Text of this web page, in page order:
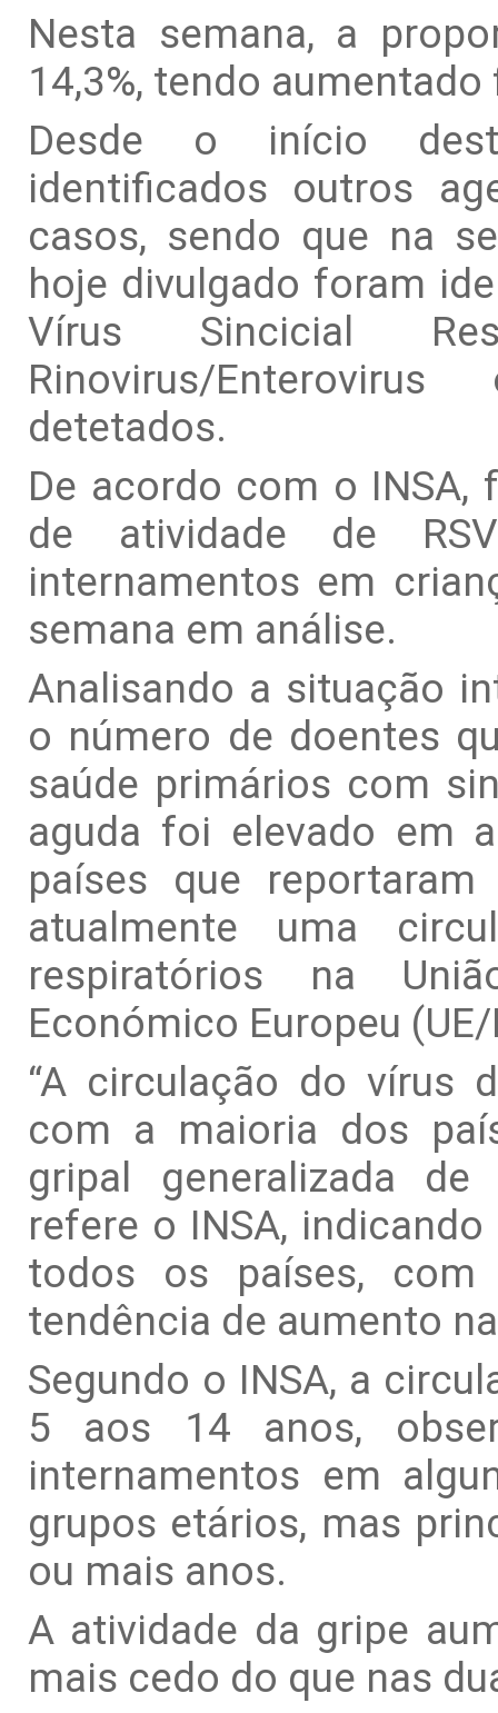
Nesta semana, a
14,3%, tendo
Desde o início
identificados outros
casos, sendo que na
hoje divulgado foram
Vírus Sincicial
Rinovirus/
detetados.
De acordo com o INSA,
de atividade de
internamentos em
semana em análise.
Analisando a situação
o número de doentes
saúde primários com
aguda foi elevado em
países que
atualmente uma
respiratórios na
Económico Europeu (UE/
“A circulação do vírus
com a maioria dos
gripal generalizada
refere o INSA,
todos os países,
tendência de aumento
Segundo o INSA, a
5 aos 14 anos,
internamentos em
grupos etários, mas
ou mais anos.
A atividade da gripe
mais cedo do que nas